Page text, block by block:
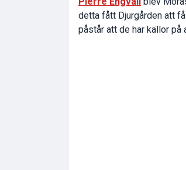
detta fått Djurgården att
påstår att de har källor på